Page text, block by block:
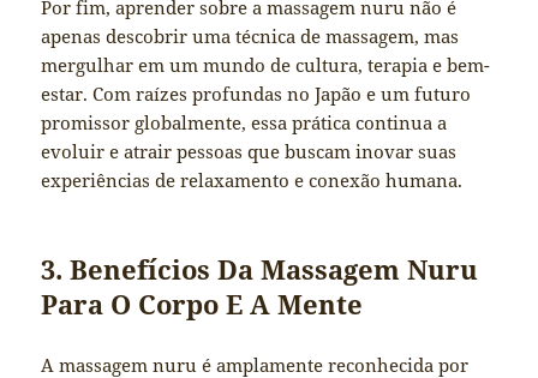
Por fim, aprender sobre a massagem nuru não é
apenas descobrir uma técnica de massagem, mas
mergulhar em um mundo de cultura, terapia e bem-
estar. Com raízes profundas no Japão e um futuro
promissor globalmente, essa prática continua a
evoluir e atrair pessoas que buscam inovar suas
experiências de relaxamento e conexão humana.
3. Benefícios Da Massagem Nuru
Para O Corpo E A Mente
A massagem nuru é amplamente reconhecida por